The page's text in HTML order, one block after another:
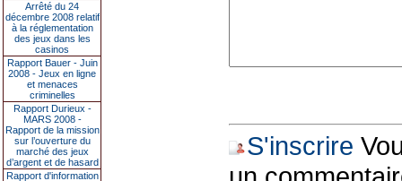
Arrêté du 24
décembre 2008 relatif
à la réglementation
des jeux dans les
casinos
Rapport Bauer - Juin
2008 - Jeux en ligne
et menaces
criminelles
Rapport Durieux -
MARS 2008 -
Rapport de la mission
sur l’ouverture du
marché des jeux
d’argent et de hasard
Rapport d'information
S'inscrire